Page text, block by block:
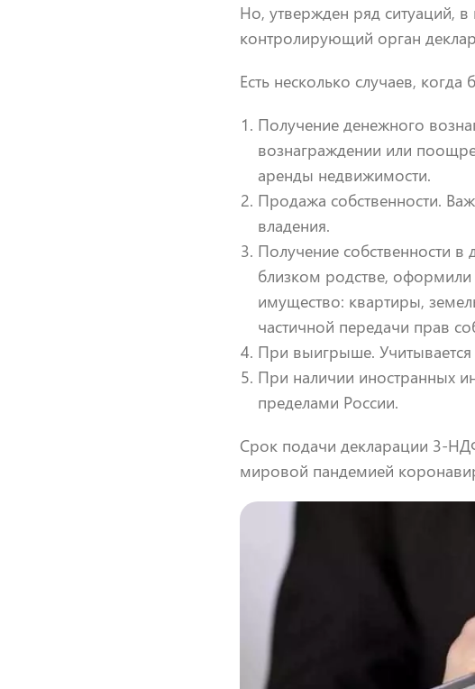
Но, утвержден ряд ситуаций,
контролирующий орган
Есть несколько случаев,
Получение денежного
вознаграждении или
аренды недвижимости.
Продажа собственности.
владения.
Получение собственности
близком родстве,
имущество: квартиры,
частичной передачи прав
При выигрыше.
При наличии иностранных
пределами России.
Срок подачи декларации 3-
мировой пандемией